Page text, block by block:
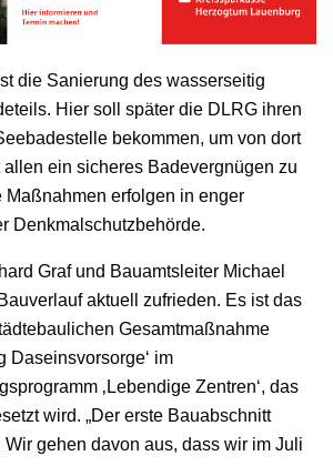
die Sanierung des wasserseitig
Hier soll später die DLRG ihren
bekommen, um von dort
allen ein sicheres Badevergnügen zu
Maßnahmen erfolgen in enger
Denkmalschutzbehörde.
Graf und Bauamtsleiter Michael
aktuell zufrieden. Es ist das
Gesamtmaßnahme
Daseinsvorsorge‘ im
‚Lebendige Zentren‘, das
wird. „Der erste Bauabschnitt
gehen davon aus, dass wir im Juli